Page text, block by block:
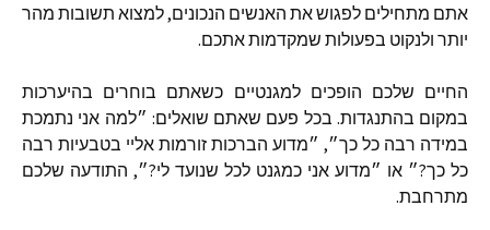
אתם מתחילים לפגוש את האנשים הנכונים,למצוא תשובות מהר
יותר ולנקוט בפעולות שמקדמות אתכם.
החיים שלכם הופכים למגנטיים כשאתם בוחרים בהיערכות
במקום בהתנגדות. בכל פעם שאתם שואלים: ״למה אני נתמכת
במידה רבה כל כך״, ״מדוע הברכות זורמות אליי בטבעיות רבה
כל כך?״ או ״מדוע אני כמגנט לכל שנועד לי?״, התודעה שלכם
מתרחבת.